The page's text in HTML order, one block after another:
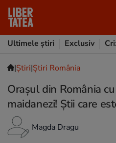
Ultimele știri
Exclusiv
|Ştiri|Știri România
Orașul din România
maidanezi! Știi care
Magda Dragu